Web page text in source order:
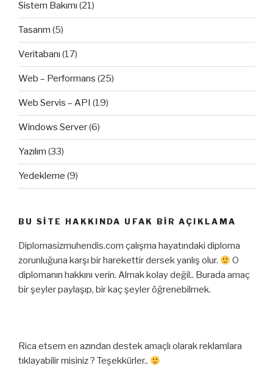
Sistem Bakımı (21)
Tasarım (5)
Veritabanı (17)
Web – Performans (25)
Web Servis – API (19)
Windows Server(6)
Yazılım (33)
Yedekleme (9)
BU SITE HAKKINDA UFAK BIR AÇIKLAMA
Diplomasizmuhendis.com çalışma hayatındaki diploma
zorunluğuna karşı bir harekettir dersek yanlış olur.
O
diplomanın hakkını verin. Almak kolay değil.. Burada amaç
bir şeyler paylaşıp, bir kaç şeyler öğrenebilmek.
Rica etsem en azından destek amaçlı olarak reklamlara
tıklayabilir misiniz ? Teşekkürler..